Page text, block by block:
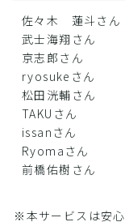
佐々木 蓮斗さん
武士海翔さん
京志郎さん
ryosukeさん
松田洸輔さん
TAKUさん
issanさん
Ryomaさん
前橋佑樹さん
※本サービスは安